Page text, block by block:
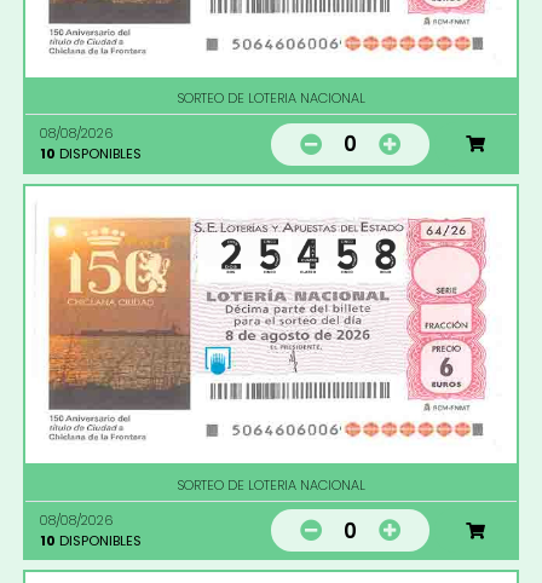
SORTEO DE LOTERIA NACIONAL
08/08/2026
10 DISPONIBLES 0
SORTEO DE LOTERIA NACIONAL
08/08/2026
10 DISPONIBLES 0